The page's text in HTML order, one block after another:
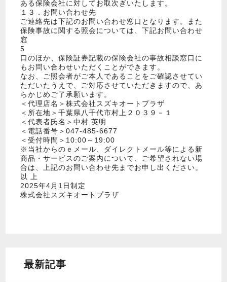
ある保険会社に対してお取次ぎいたします。
１３．お問い合わせ先
ご連絡先は下記のお問い合わせ窓口となります。また
保険事故に関する照会については、下記お問い合わせ
窓
5
口のほか、保険証券記載の保険会社の事故相談窓口に
もお問い合わせいただくことができます。
なお、ご照会者がご本人であることをご確認させてい
ただいたうえで、ご対応させていただきますので、あ
らかじめご了承願います。
＜代理店名＞株式会社スズキオートプラザ
＜所在地＞千葉県八千代市村上２０３９－１
＜代表者氏名＞中村 英明
＜電話番号＞047-485-6677
＜受付時間＞10:00～19:00
※当社からのｅメール、ダイレクトメール等による新
商品・サービスのご案内について、ご希望されない場
合は、上記のお問い合わせ先までお申し出ください。
以 上
2025年4月1日制定
株式会社スズキオートプラザ
最新記事